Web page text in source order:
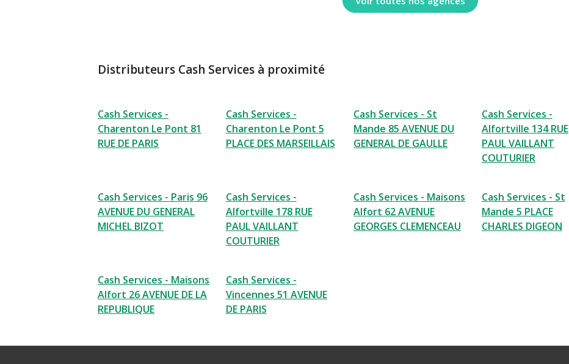
Distributeurs Cash Services à proximité
Cash Services -
Charenton Le Pont 81
RUE DE PARIS
Cash Services -
Charenton Le Pont 5
PLACE DES MARSEILLAIS
Cash Services - St
Mande 85 AVENUE DU
GENERAL DE GAULLE
Cash Services -
Alfortville 134 RUE
PAUL VAILLANT
COUTURIER
Cash Services - Paris 96
AVENUE DU GENERAL
MICHEL BIZOT
Cash Services -
Alfortville 178 RUE
PAUL VAILLANT
COUTURIER
Cash Services - Maisons
Alfort 62 AVENUE
GEORGES CLEMENCEAU
Cash Services - St
Mande 5 PLACE
CHARLES DIGEON
Cash Services - Maisons
Alfort 26 AVENUE DE LA
REPUBLIQUE
Cash Services -
Vincennes 51 AVENUE
DE PARIS